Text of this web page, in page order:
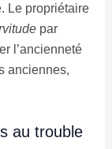
Le propriétaire
par
l’ancienneté
anciennes,
au trouble